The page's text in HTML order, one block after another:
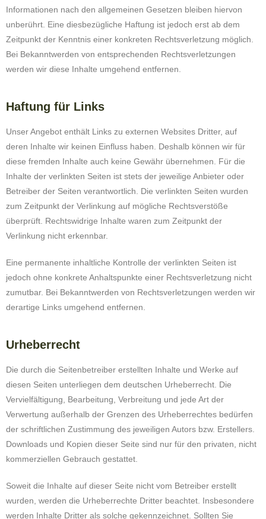
Informationen nach den allgemeinen Gesetzen bleiben hiervon
unberührt. Eine diesbezügliche Haftung ist jedoch erst ab dem
Zeitpunkt der Kenntnis einer konkreten Rechtsverletzung möglich.
Bei Bekanntwerden von entsprechenden Rechtsverletzungen
werden wir diese Inhalte umgehend entfernen.
Haftung für Links
Unser Angebot enthält Links zu externen Websites Dritter, auf
deren Inhalte wir keinen Einfluss haben. Deshalb können wir für
diese fremden Inhalte auch keine Gewähr übernehmen. Für die
Inhalte der verlinkten Seiten ist stets der jeweilige Anbieter oder
Betreiber der Seiten verantwortlich. Die verlinkten Seiten wurden
zum Zeitpunkt der Verlinkung auf mögliche Rechtsverstöße
überprüft. Rechtswidrige Inhalte waren zum Zeitpunkt der
Verlinkung nicht erkennbar.
Eine permanente inhaltliche Kontrolle der verlinkten Seiten ist
jedoch ohne konkrete Anhaltspunkte einer Rechtsverletzung nicht
zumutbar. Bei Bekanntwerden von Rechtsverletzungen werden wir
derartige Links umgehend entfernen.
Urheberrecht
Die durch die Seitenbetreiber erstellten Inhalte und Werke auf
diesen Seiten unterliegen dem deutschen Urheberrecht. Die
Vervielfältigung, Bearbeitung, Verbreitung und jede Art der
Verwertung außerhalb der Grenzen des Urheberrechtes bedürfen
der schriftlichen Zustimmung des jeweiligen Autors bzw. Erstellers.
Downloads und Kopien dieser Seite sind nur für den privaten, nicht
kommerziellen Gebrauch gestattet.
Soweit die Inhalte auf dieser Seite nicht vom Betreiber erstellt
wurden, werden die Urheberrechte Dritter beachtet. Insbesondere
werden Inhalte Dritter als solche gekennzeichnet. Sollten Sie